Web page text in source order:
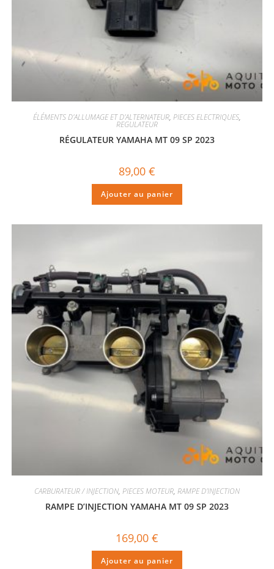
ÉLÉMENTS D'ALLUMAGE ET D'ALTERNATEUR, PIECES ELECTRIQUES,
REGULATEUR
RÉGULATEUR YAMAHA MT 09 SP 2023
89,00 €
Ajouter au panier
CARBURATEUR / INJECTION, PIECES MOTEUR, RAMPE D'INJECTION
RAMPE D’INJECTION YAMAHA MT 09 SP 2023
169,00 €
Ajouter au panier